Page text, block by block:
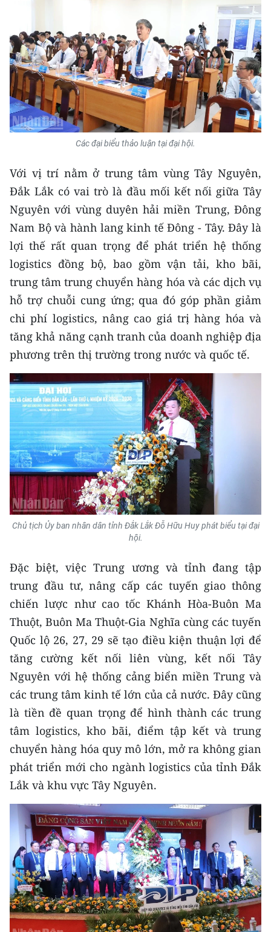
中文
FRANÇAIS
РУССКИЙ
ESPAÑOL
Các đại biểu thảo luận tại đại hội.
Với vị trí nằm ở trung tâm vùng Tây Nguyên,
Đắk Lắk có vai trò là đầu mối kết nối giữa Tây
Nguyên với vùng duyên hải miền Trung, Đông
Nam Bộ và hành lang kinh tế Đông - Tây. Đây là
lợi thế rất quan trọng để phát triển hệ thống
logistics đồng bộ, bao gồm vận tải, kho bãi,
trung tâm trung chuyển hàng hóa và các dịch vụ
hỗ trợ chuỗi cung ứng; qua đó góp phần giảm
chi phí logistics, nâng cao giá trị hàng hóa và
tăng khả năng cạnh tranh của doanh nghiệp địa
phương trên thị trường trong nước và quốc tế.
Chủ tịch Ủy ban nhân dân tỉnh Đắk Lắk Đỗ Hữu Huy phát biểu tại đại
hội.
Đặc biệt, việc Trung ương và tỉnh đang tập
trung đầu tư, nâng cấp các tuyến giao thông
chiến lược như cao tốc Khánh Hòa-Buôn Ma
Thuột, Buôn Ma Thuột-Gia Nghĩa cùng các tuyến
Quốc lộ 26, 27, 29 sẽ tạo điều kiện thuận lợi để
tăng cường kết nối liên vùng, kết nối Tây
Nguyên với hệ thống cảng biển miền Trung và
các trung tâm kinh tế lớn của cả nước. Đây cũng
là tiền đề quan trọng để hình thành các trung
tâm logistics, kho bãi, điểm tập kết và trung
chuyển hàng hóa quy mô lớn, mở ra không gian
phát triển mới cho ngành logistics của tỉnh Đắk
Lắk và khu vực Tây Nguyên.